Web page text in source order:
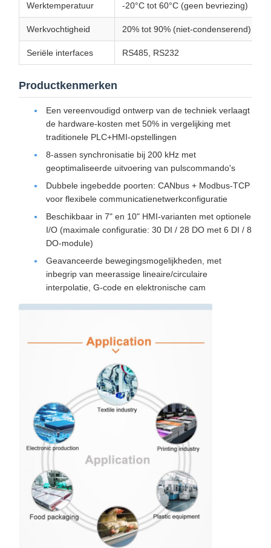
Werktemperatuur -20°C tot 60°C (geen bevriezing)
Werkvochtigheid 20% tot 90% (niet-condenserend)
Seriële interfaces RS485, RS232
Productkenmerken
Een vereenvoudigd ontwerp van de techniek verlaagt
de hardware-kosten met 50% in vergelijking met
traditionele PLC+HMI-opstellingen
8-assen synchronisatie bij 200 kHz met
geoptimaliseerde uitvoering van pulscommando's
Dubbele ingebedde poorten: CANbus + Modbus-TCP
voor flexibele communicatienetwerkconfiguratie
Beschikbaar in 7" en 10" HMI-varianten met optionele
I/O (maximale configuratie: 30 DI / 28 DO met 6 DI / 8
DO-module)
Geavanceerde bewegingsmogelijkheden, met
inbegrip van meerassige lineaire/circulaire
interpolatie, G-code en elektronische cam